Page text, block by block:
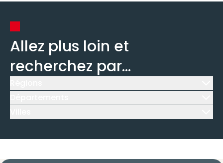
Allez plus loin et
recherchez par...